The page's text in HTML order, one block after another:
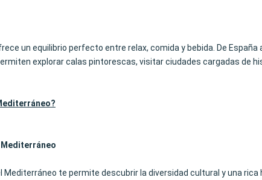
un equilibrio perfecto entre relax, comida y bebida. De
explorar calas pintorescas, visitar ciudades cargadas de
Mediterráneo te permite descubrir la diversidad cultural y una rica